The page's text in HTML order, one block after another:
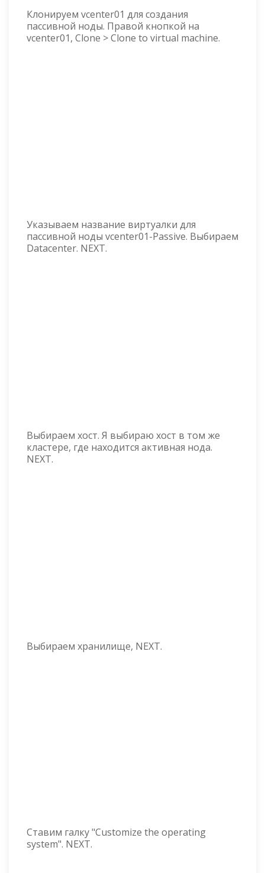
Клонируем vcenter01 для создания
пассивной ноды. Правой кнопкой на
vcenter01, Clone > Clone to virtual machine.
Указываем название виртуалки для
пассивной ноды vcenter01-Passive. Выбираем
Datacenter. NEXT.
Выбираем хост. Я выбираю хост в том же
кластере, где находится активная нода.
NEXT.
Выбираем хранилище, NEXT.
Ставим галку "Customize the operating
system". NEXT.